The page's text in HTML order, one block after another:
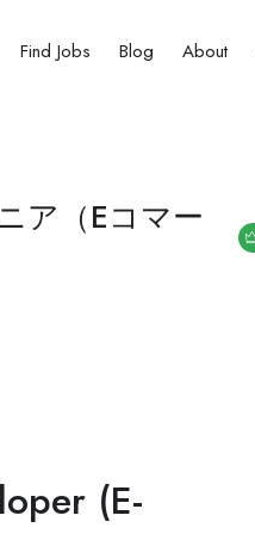
Find Jobs Blog About
ア（Eコマー
(E-